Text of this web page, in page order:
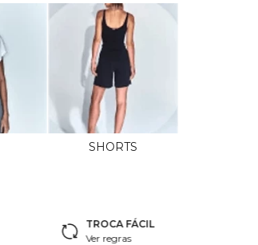
SHORTS
TROCA FÁCIL
Ver regras